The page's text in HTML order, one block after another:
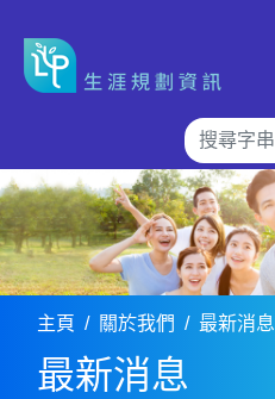
主頁 關於我們 最新消息
最新消息